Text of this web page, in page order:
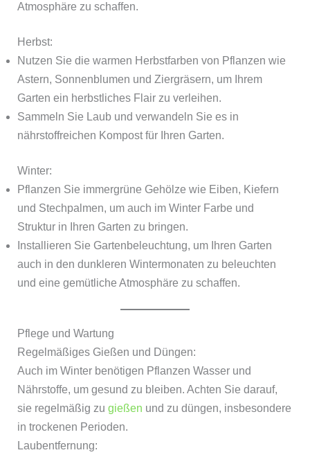
Atmosphäre zu schaffen.
Herbst:
Nutzen Sie die warmen Herbstfarben von Pflanzen wie
Astern, Sonnenblumen und Ziergräsern, um Ihrem
Garten ein herbstliches Flair zu verleihen.
Sammeln Sie Laub und verwandeln Sie es in
nährstoffreichen Kompost für Ihren Garten.
Winter:
Pflanzen Sie immergrüne Gehölze wie Eiben, Kiefern
und Stechpalmen, um auch im Winter Farbe und
Struktur in Ihren Garten zu bringen.
Installieren Sie Gartenbeleuchtung, um Ihren Garten
auch in den dunkleren Wintermonaten zu beleuchten
und eine gemütliche Atmosphäre zu schaffen.
Pflege und Wartung
Regelmäßiges Gießen und Düngen:
Auch im Winter benötigen Pflanzen Wasser und
Nährstoffe, um gesund zu bleiben. Achten Sie darauf,
sie regelmäßig zu gießen und zu düngen, insbesondere
in trockenen Perioden.
Laubentfernung: